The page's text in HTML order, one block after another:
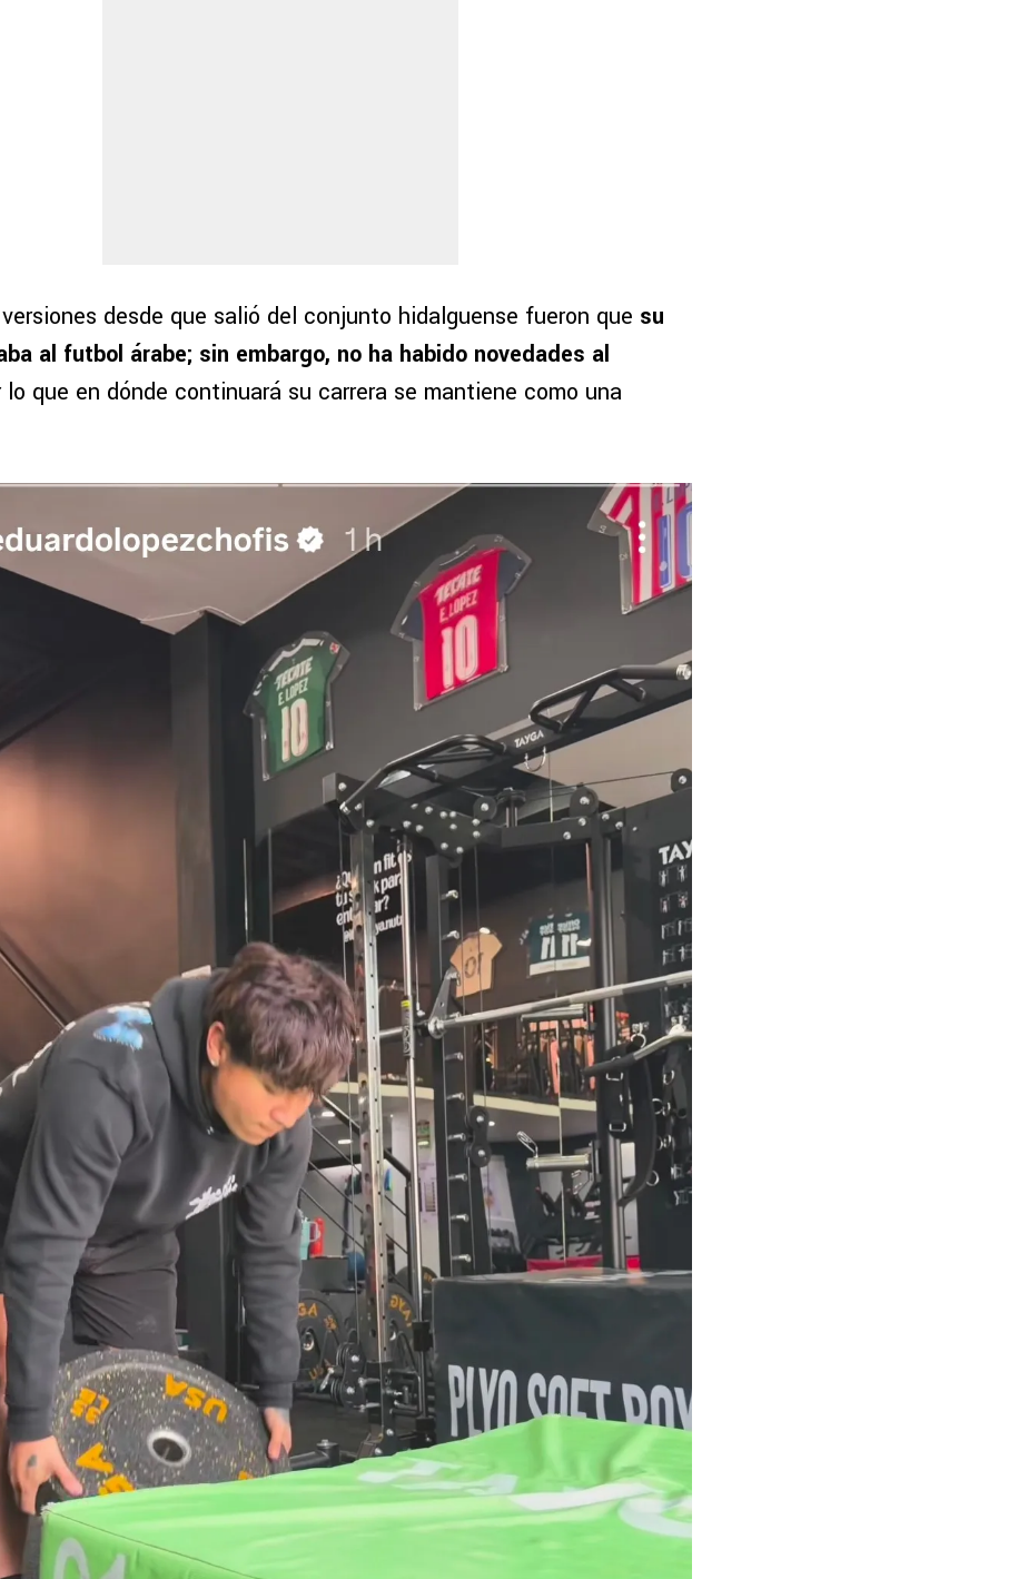
desde que salió del conjunto hidalguense fueron que su
al futbol árabe; sin embargo, no ha habido novedades al
lo que en dónde continuará su carrera se mantiene como una